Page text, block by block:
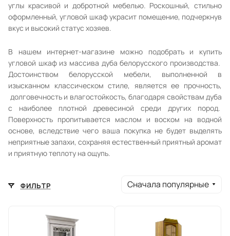
углы красивой и добротной мебелью. Роскошный, стильно
оформленный, угловой шкаф украсит помещение, подчеркнув
вкус и высокий статус хозяев.
В нашем интернет-магазине можно подобрать и купить
угловой шкаф из массива дуба белорусского производства.
Достоинством белорусской мебели, выполненной в
изысканном классическом стиле, является ее прочность,
долговечность и влагостойкость, благодаря свойствам дуба
с наиболее плотной древесиной среди других пород.
Поверхность пропитывается маслом и воском на водной
основе, вследствие чего ваша покупка не будет выделять
неприятные запахи, сохраняя естественный приятный аромат
и приятную теплоту на ощупь.
ФИЛЬТР Сначала популярные